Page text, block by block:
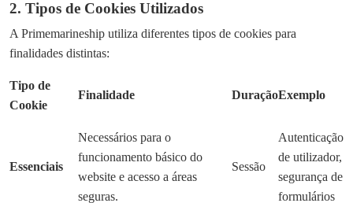
2. Tipos de Cookies Utilizados
A Primemarineship utiliza diferentes tipos de cookies para
finalidades distintas:
Tipo de
Cookie
Finalidade DuraçãoExemplo
Essenciais
Necessários para o
funcionamento básico do
website e acesso a áreas
seguras.
Sessão
Autenticação
de utilizador,
segurança de
formulários